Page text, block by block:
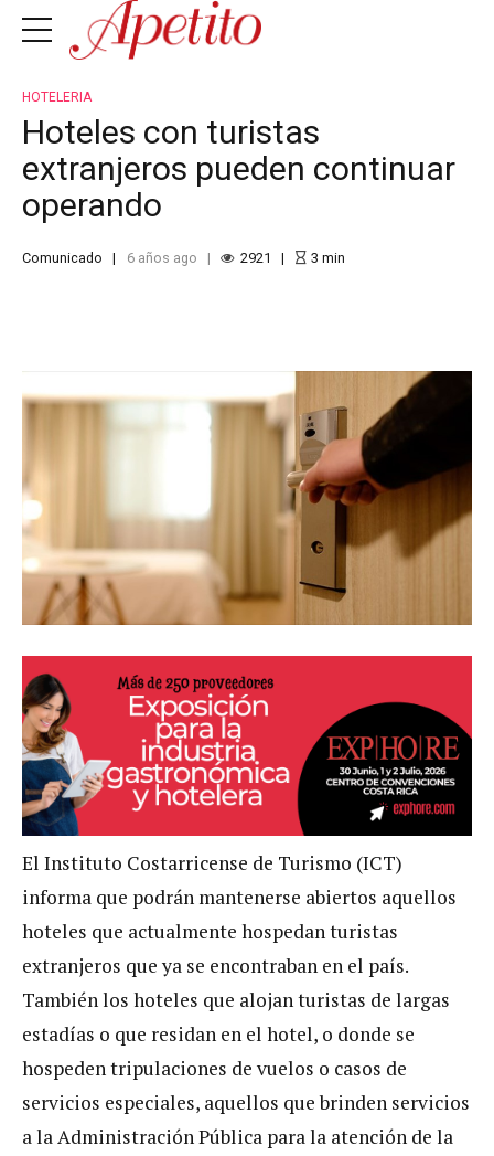
HOTELERIA
Hoteles con turistas
extranjeros pueden continuar
operando
Comunicado 6 años ago 2921 3 min
El Instituto Costarricense de Turismo (ICT)
informa que podrán mantenerse abiertos aquellos
hoteles que actualmente hospedan turistas
extranjeros que ya se encontraban en el país.
También los hoteles que alojan turistas de largas
estadías o que residan en el hotel, o donde se
hospeden tripulaciones de vuelos o casos de
servicios especiales, aquellos que brinden servicios
a la Administración Pública para la atención de la